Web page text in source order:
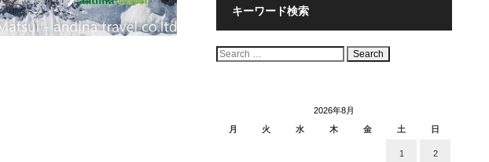
キーワード検索
検
索:
2026年8月
月
火 水 木 金 土 日
1 2